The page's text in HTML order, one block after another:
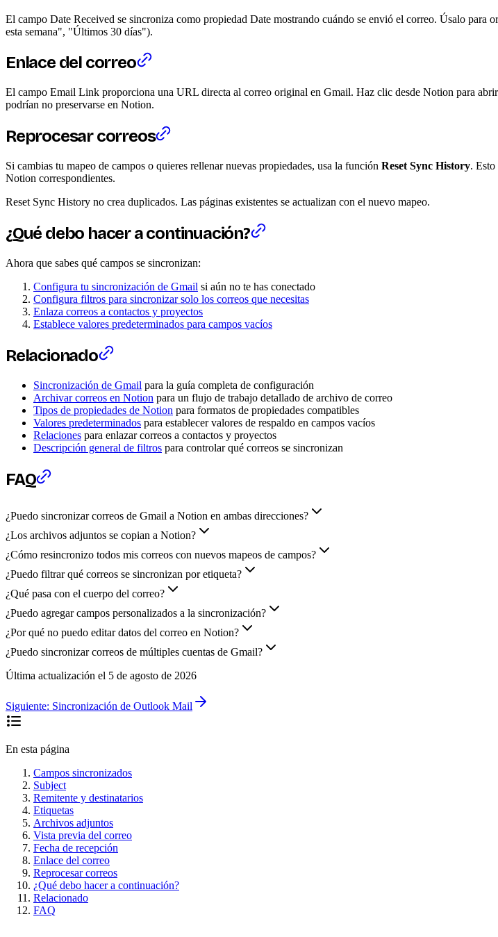
El campo Date Received se sincroniza como propiedad Date mostrando cuándo se envió el correo. Úsalo
esta semana", "Últimos 30 días").
Enlace del correo
El campo Email Link proporciona una URL directa al correo original en Gmail. Haz clic desde Notion para
podrían no preservarse en Notion.
Reprocesar correos
Si cambias tu mapeo de campos o quieres rellenar nuevas propiedades, usa la función Reset Sync History.
Notion correspondientes.
Reset Sync History no crea duplicados. Las páginas existentes se actualizan con el nuevo mapeo.
¿Qué debo hacer a continuación?
Ahora que sabes qué campos se sincronizan:
Configura tu sincronización de Gmail si aún no te has conectado
Configura filtros para sincronizar solo los correos que necesitas
Enlaza correos a contactos y proyectos
Establece valores predeterminados para campos vacíos
Relacionado
Sincronización de Gmail para la guía completa de configuración
Archivar correos en Notion para un flujo de trabajo detallado de archivo de correo
Tipos de propiedades de Notion para formatos de propiedades compatibles
Valores predeterminados para establecer valores de respaldo en campos vacíos
Relaciones para enlazar correos a contactos y proyectos
Descripción general de filtros para controlar qué correos se sincronizan
FAQ
¿Puedo sincronizar correos de Gmail a Notion en ambas direcciones?
¿Los archivos adjuntos se copian a Notion?
¿Cómo resincronizo todos mis correos con nuevos mapeos de campos?
¿Puedo filtrar qué correos se sincronizan por etiqueta?
¿Qué pasa con el cuerpo del correo?
¿Puedo agregar campos personalizados a la sincronización?
¿Por qué no puedo editar datos del correo en Notion?
¿Puedo sincronizar correos de múltiples cuentas de Gmail?
Última actualización el 5 de agosto de 2026
Siguiente: Sincronización de Outlook Mail
En esta página
Campos sincronizados
Subject
Remitente y destinatarios
Etiquetas
Archivos adjuntos
Vista previa del correo
Fecha de recepción
Enlace del correo
Reprocesar correos
¿Qué debo hacer a continuación?
Relacionado
FAQ